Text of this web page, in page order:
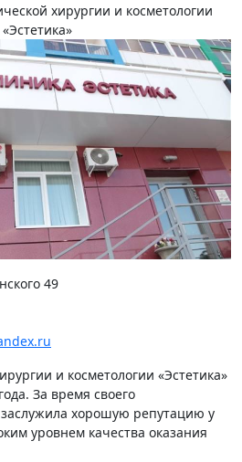
хирургии и косметологии
«Эстетика»
49
и косметологии «Эстетика»
За время своего
хорошую репутацию у
уровнем качества оказания